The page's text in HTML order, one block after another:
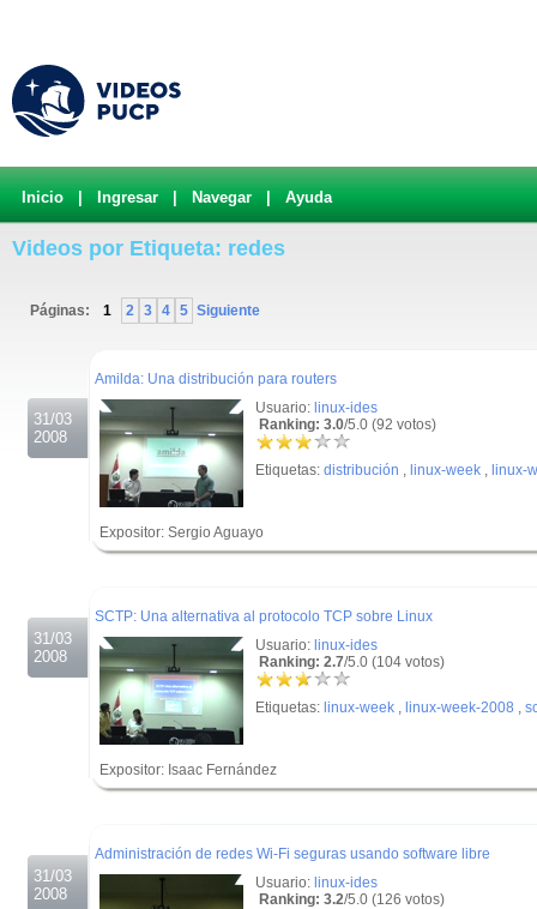
Inicio Ingresar Navegar Ayuda
Videos por Etiqueta: redes
Páginas: 1 2 3 4 5 Siguiente
31/03
2008
Amilda: Una distribución para routers
Usuario: linux-ides
Ranking: 3.0/5.0 (92 votos)
Etiquetas: distribución , linux-week , linux-
Expositor: Sergio Aguayo
31/03
2008
SCTP: Una alternativa al protocolo TCP sobre Linux
Usuario: linux-ides
Ranking: 2.7/5.0 (104 votos)
Etiquetas: linux-week , linux-week-2008 ,
Expositor: Isaac Fernández
31/03
2008
Administración de redes Wi-Fi seguras usando software libre
Usuario: linux-ides
Ranking: 3.2/5.0 (126 votos)